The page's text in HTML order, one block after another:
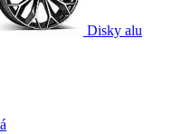
Disky alu